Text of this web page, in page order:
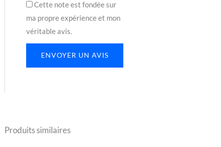
Cette note est fondée sur
ma propre expérience et mon
véritable avis.
ENVOYER UN AVIS
Produits similaires